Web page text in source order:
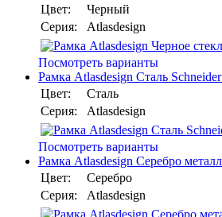
Цвет:
Черный
Серия:
Atlasdesign
Посмотреть варианты
Рамка Atlasdesign Сталь
Цвет:
Сталь
Серия:
Atlasdesign
Посмотреть варианты
Рамка Atlasdesign Серебро
Цвет:
Серебро
Серия:
Atlasdesign